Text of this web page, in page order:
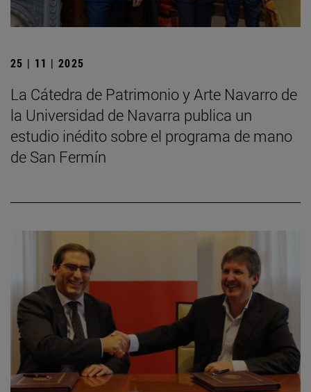
25 | 11 | 2025
La Cátedra de Patrimonio y Arte Navarro de
la Universidad de Navarra publica un
estudio inédito sobre el programa de mano
de San Fermín